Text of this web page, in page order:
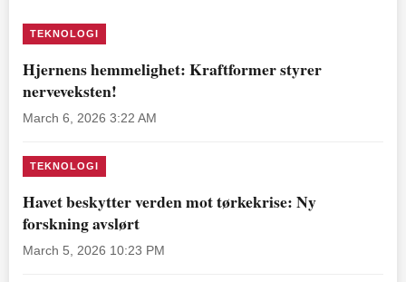
TEKNOLOGI
Hjernens hemmelighet: Kraftformer styrer
nerveveksten!
March 6, 2026 3:22 AM
TEKNOLOGI
Havet beskytter verden mot tørkekrise: Ny
forskning avslørt
March 5, 2026 10:23 PM